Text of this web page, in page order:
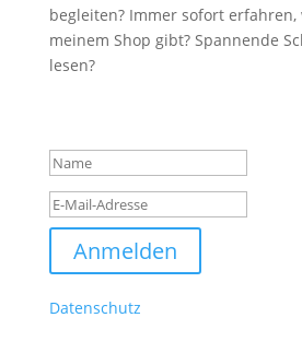
begleiten? Immer sofort erfahren,
meinem Shop gibt? Spannende
lesen?
Anmelden
Datenschutz